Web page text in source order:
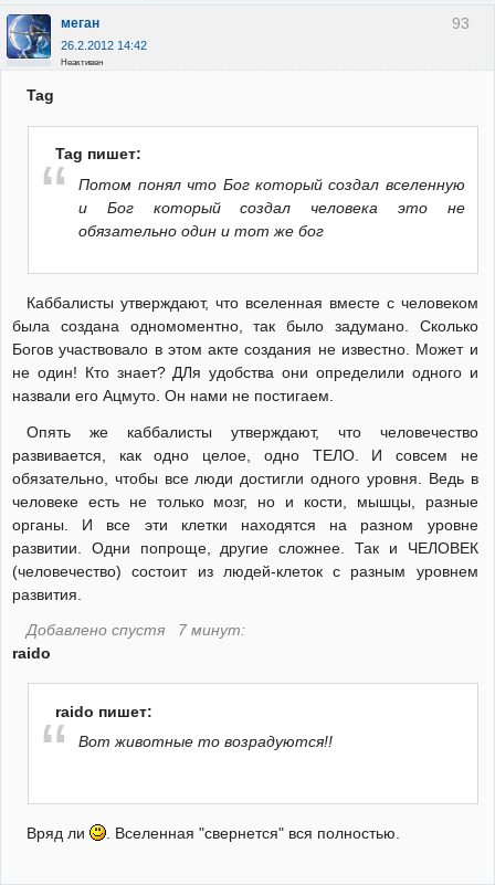
93
меган
26.2.2012 14:42
Неактивен
Tag
Tag пишет:
Потом понял что Бог который создал вселенную
и Бог который создал человека это не
обязательно один и тот же бог
Каббалисты утверждают, что вселенная вместе с человеком
была создана одномоментно, так было задумано. Сколько
Богов участвовало в этом акте создания не известно. Может и
не один! Кто знает? ДЛя удобства они определили одного и
назвали его Ацмуто. Он нами не постигаем.
Опять же каббалисты утверждают, что человечество
развивается, как одно целое, одно ТЕЛО. И совсем не
обязательно, чтобы все люди достигли одного уровня. Ведь в
человеке есть не только мозг, но и кости, мышцы, разные
органы. И все эти клетки находятся на разном уровне
развитии. Одни попроще, другие сложнее. Так и ЧЕЛОВЕК
(человечество) состоит из людей-клеток с разным уровнем
развития.
Добавлено спустя 7 минут:
raido
raido пишет:
Вот животные то возрадуются!!
Вряд ли . Вселенная "свернется" вся полностью.